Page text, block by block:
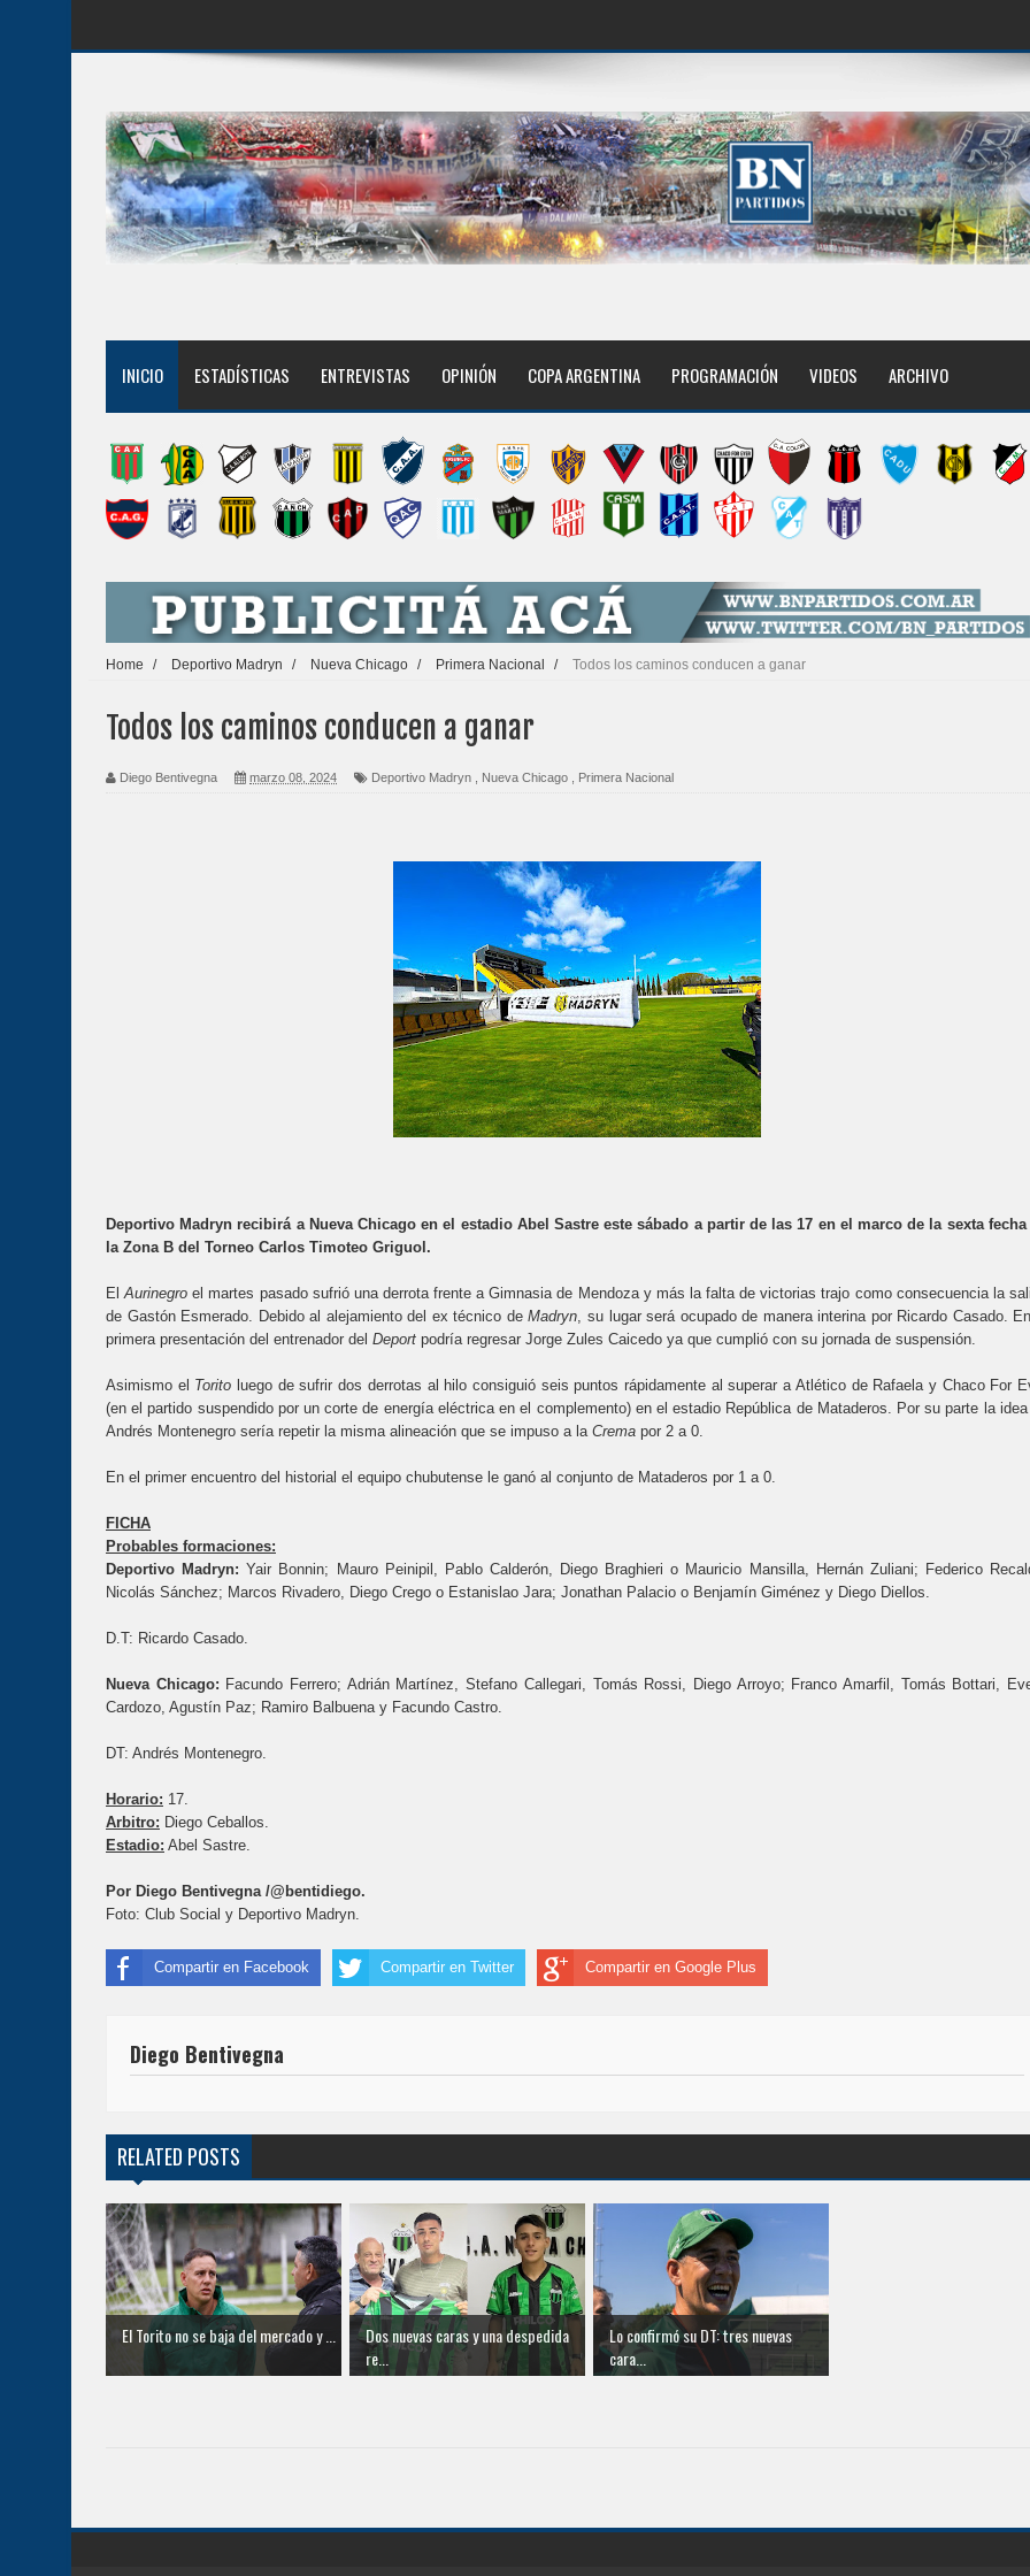
INICIO ESTADÍSTICAS ENTREVISTAS OPINIÓN COPA ARGENTINA PROGRAMACIÓN VIDEOS ARCHIVO
Home / Deportivo Madryn / Nueva Chicago / Primera Nacional / Todos los caminos conducen a ganar
Todos los caminos conducen a ganar
Diego Bentivegna marzo 08, 2024 Deportivo Madryn Nueva Chicago Primera Nacional
Deportivo Madryn recibirá a Nueva Chicago en el estadio Abel Sastre este sábado a partir de las 17 en el marco de la sexta fecha
la Zona B del Torneo Carlos Timoteo Griguol.
ElAurinegro el martes pasado sufrió una derrota frente a Gimnasia de Mendoza y más la falta de victorias trajo como consecuencia la
de Gastón Esmerado. Debido al alejamiento del ex técnico deMadryn, su lugar será ocupado de manera interina por Ricardo Casado.
primera presentación del entrenador del Deport podría regresar Jorge Zules Caicedo ya que cumplió con su jornada de suspensión.
Asimismo el Torito luego de sufrir dos derrotas al hilo consiguió seis puntos rápidamente al superar a Atlético de Rafaela y Chaco For
(en el partido suspendido por un corte de energía eléctrica en el complemento) en el estadio República de Mataderos. Por su parte la
Andrés Montenegro sería repetir la misma alineación que se impuso a la Crema por 2 a 0.
En el primer encuentro del historial el equipo chubutense le ganó al conjunto de Mataderos por 1 a 0.
FICHA
Probables formaciones:
Deportivo Madryn: Yair Bonnin; Mauro Peinipil, Pablo Calderón, Diego Braghieri o Mauricio Mansilla, Hernán Zuliani; Federico
Nicolás Sánchez; Marcos Rivadero, Diego Crego o Estanislao Jara; Jonathan Palacio o Benjamín Giménez y Diego Diellos.
D.T: Ricardo Casado.
Nueva Chicago: Facundo Ferrero; Adrián Martínez, Stefano Callegari, Tomás Rossi, Diego Arroyo; Franco Amarfil, Tomás Bottari,
Cardozo, Agustín Paz; Ramiro Balbuena y Facundo Castro.
DT: Andrés Montenegro.
Horario: 17.
Arbitro: Diego Ceballos.
Estadio: Abel Sastre.
Por Diego Bentivegna /@bentidiego.
Foto: Club Social y Deportivo Madryn.
Compartir en Facebook Compartir en Twitter Compartir en Google Plus
Diego Bentivegna
RELATED POSTS
El Torito no se baja del mercado y ...
Dos nuevas caras y una despedida
re...
Lo confirmó su DT: tres nuevas
cara...